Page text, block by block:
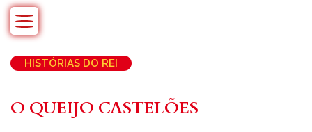
Skip
content
HISTÓRIAS DO REI
O QUEIJO CASTELÕES